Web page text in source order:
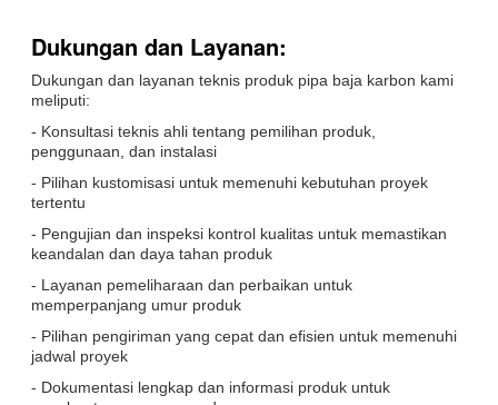
Dukungan dan Layanan:
Dukungan dan layanan teknis produk pipa baja karbon kami
meliputi:
- Konsultasi teknis ahli tentang pemilihan produk,
penggunaan, dan instalasi
- Pilihan kustomisasi untuk memenuhi kebutuhan proyek
tertentu
- Pengujian dan inspeksi kontrol kualitas untuk memastikan
keandalan dan daya tahan produk
- Layanan pemeliharaan dan perbaikan untuk
memperpanjang umur produk
- Pilihan pengiriman yang cepat dan efisien untuk memenuhi
jadwal proyek
- Dokumentasi lengkap dan informasi produk untuk